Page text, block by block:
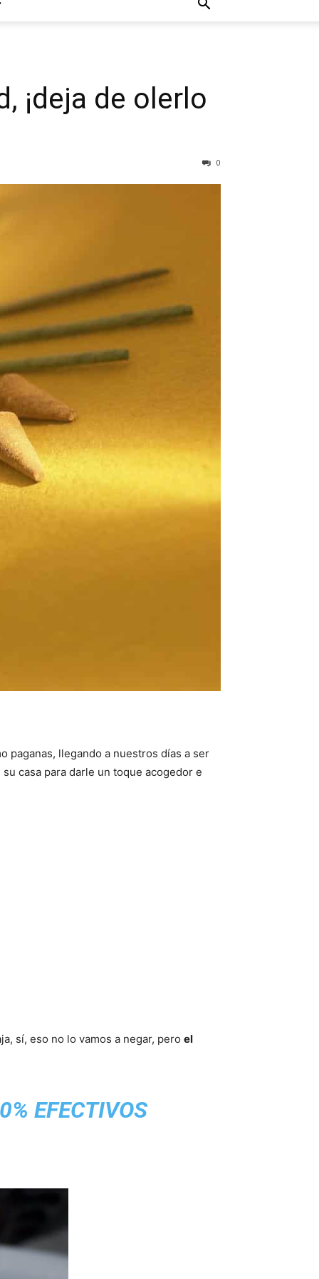
¡deja de olerlo
0
paganas, llegando a nuestros días a ser
casa para darle un toque acogedor e
sí, eso no lo vamos a negar, pero el
EFECTIVOS